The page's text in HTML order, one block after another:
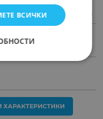
ХАРАКТЕРИСТИКИ
ВСИЧКИ